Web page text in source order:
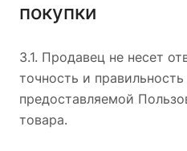
покупки
3.1. Продавец не несет
точность и
предоставляемой
товара.